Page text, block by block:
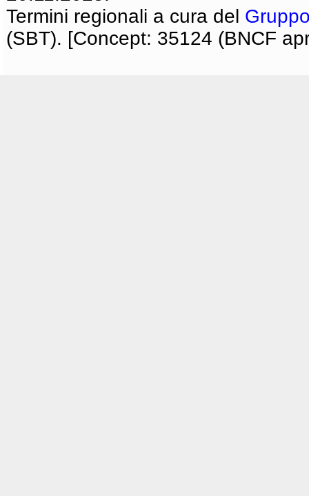
Termini regionali a cura del
(SBT). [Concept: 35124 (BNCF